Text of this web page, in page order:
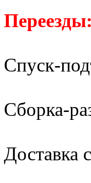
Спуск-
Сборка-
Доставка